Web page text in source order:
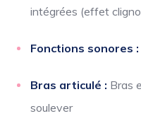
intégrées (effet
Fonctions sonores :
Bras articulé : Bras
soulever